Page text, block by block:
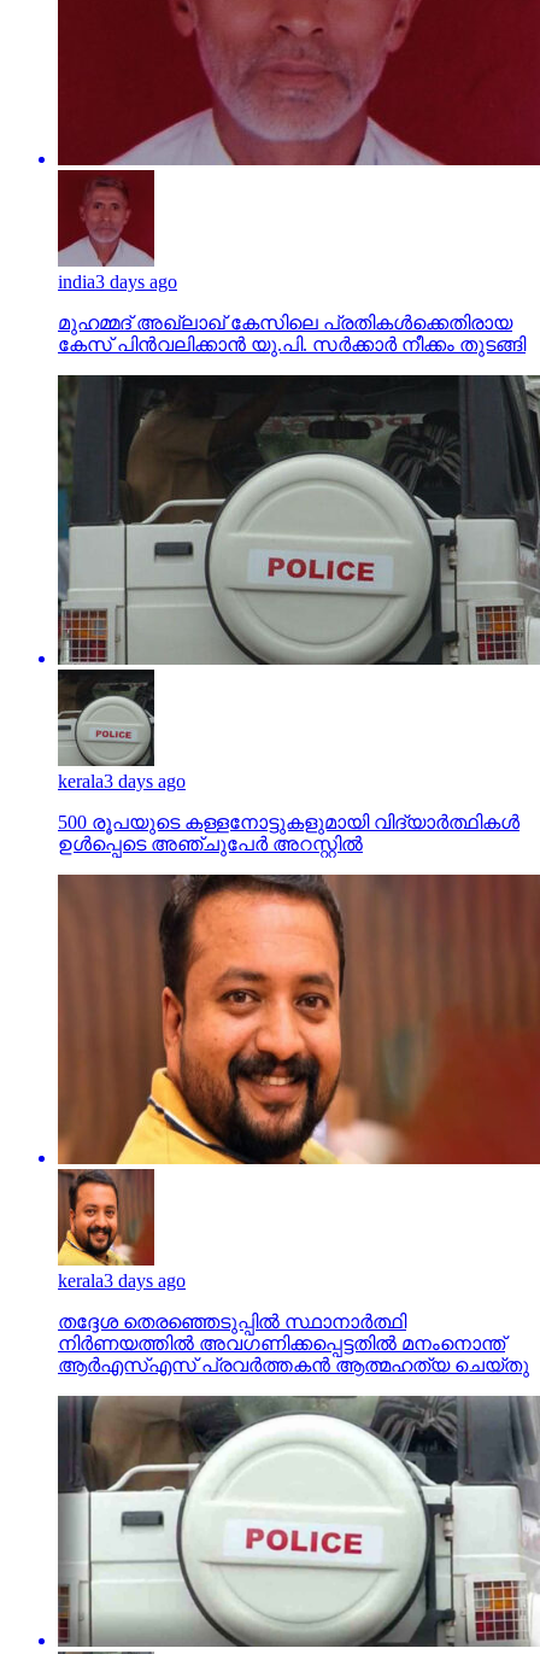
india3 days ago
മുഹമ്മദ് അഖ്‌ലാഖ് കേസിലെ പ്രതികള്‍ക്കെതിരായ
കേസ് പിന്‍വലിക്കാന്‍ യു.പി. സര്‍ക്കാര്‍ നീക്കം തുടങ്ങി
kerala3 days ago
500 രൂപയുടെ കള്ളനോട്ടുകളുമായി വിദ്യാര്‍ത്ഥികള്‍
ഉള്‍പ്പെടെ അഞ്ചുപേര്‍ അറസ്റ്റില്‍
kerala3 days ago
തദ്ദേശ തെരഞ്ഞെടുപ്പില്‍ സ്ഥാനാര്‍ത്ഥി
നിര്‍ണയത്തില്‍ അവഗണിക്കപ്പെട്ടതില്‍ മനംനൊന്ത്
ആര്‍എസ്എസ് പ്രവര്‍ത്തകന്‍ ആത്മഹത്യ ചെയ്തു